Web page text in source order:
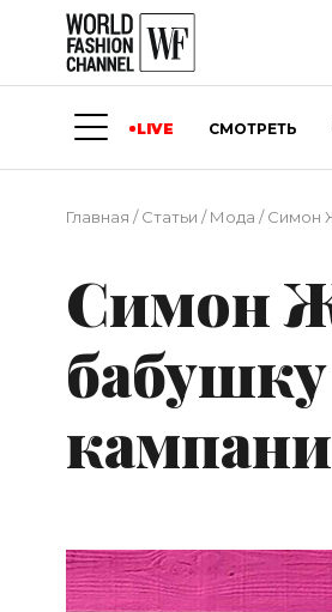
LIVE СМОТРЕТЬ
Главная /Статьи /Мода /Симон
Симон